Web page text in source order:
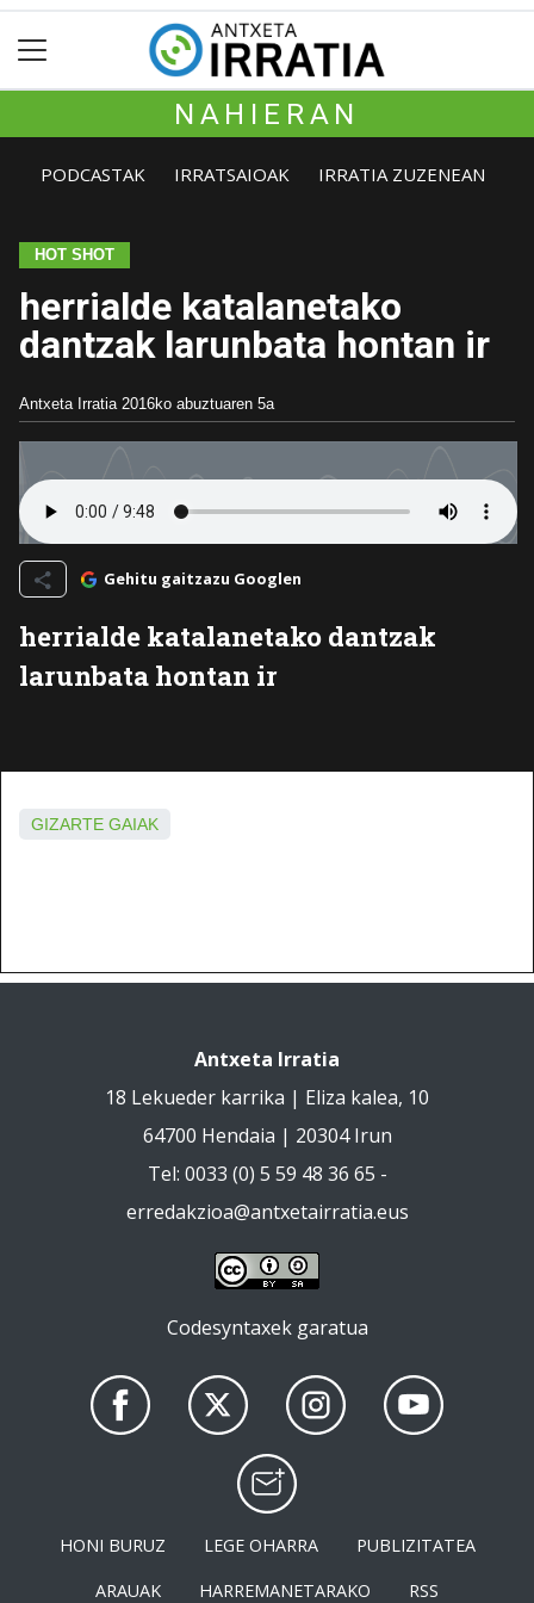
NAHIERAN
PODCASTAK IRRATSAIOAK IRRATIA ZUZENEAN
HOT SHOT
herrialde katalanetako
dantzak larunbata hontan ir
Antxeta Irratia 2016ko abuztuaren 5a
Gehitu gaitzazu Googlen
herrialde katalanetako dantzak
larunbata hontan ir
GIZARTE GAIAK
Antxeta Irratia
18 Lekueder karrika | Eliza kalea, 10
64700 Hendaia | 20304 Irun
Tel: 0033 (0) 5 59 48 36 65 -
erredakzioa@antxetairratia.eus
Codesyntaxek garatua
HONI BURUZ LEGE OHARRA
PUBLIZITATEA
ARAUAK
HARREMANETARAKO RSS